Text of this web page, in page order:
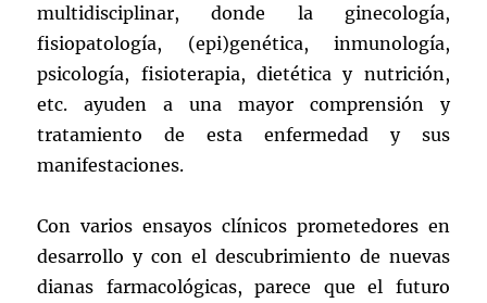
multidisciplinar, donde la ginecología,
fisiopatología, (epi)genética, inmunología,
psicología, fisioterapia, dietética y nutrición,
etc. ayuden a una mayor comprensión y
tratamiento de esta enfermedad y sus
manifestaciones.
Con varios ensayos clínicos prometedores en
desarrollo y con el descubrimiento de nuevas
dianas farmacológicas, parece que el futuro